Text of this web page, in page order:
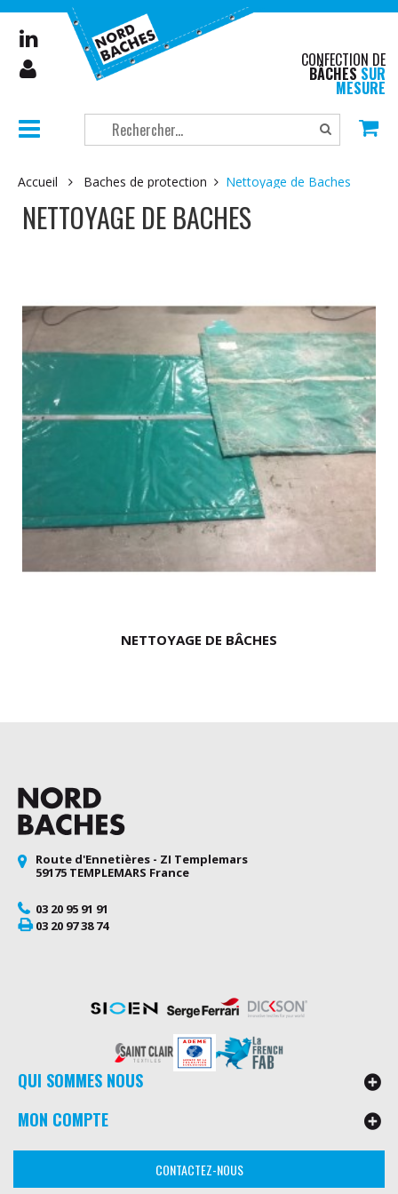
CONFECTION DE
BÂCHES SUR
MESURE
Accueil Baches de protection Nettoyage de Baches
NETTOYAGE DE BACHES
NETTOYAGE DE BÂCHES
Route d'Ennetières - ZI Templemars
59175 TEMPLEMARS France
03 20 95 91 91
03 20 97 38 74
QUI SOMMES NOUS
MON COMPTE
CONTACTEZ-NOUS